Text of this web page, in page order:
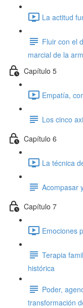
La actitud
Fluir con el
marcial de la
Capítulo 5
Empatía,
Los cinco
Capítulo 6
La técnica
Acompasar
Capítulo 7
Emociones
Terapia
histórica
Poder,
transformación